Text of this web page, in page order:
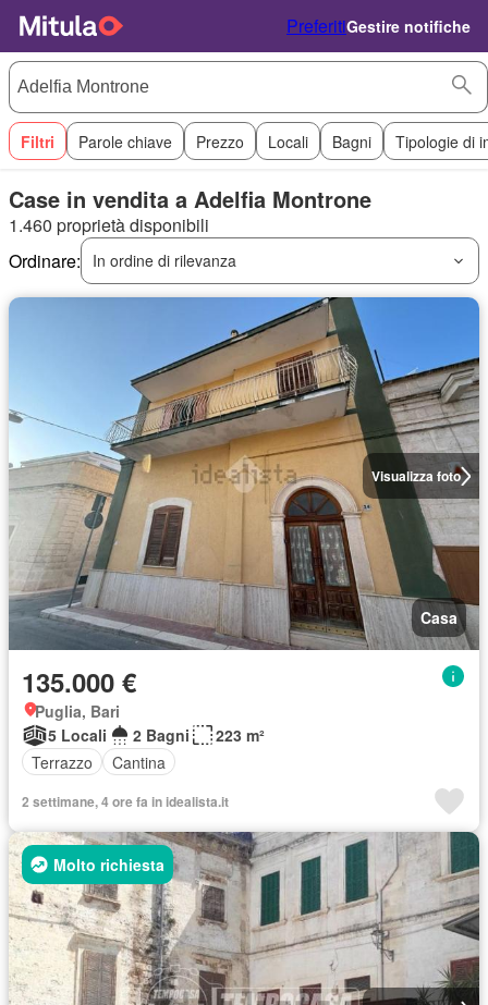
PreferitiGestire notifiche
Filtri Parole chiave Prezzo Locali Bagni Tipologie di
Case in vendita a Adelfia Montrone
1.460 proprietà disponibili
Ordinare:
In ordine di rilevanza
Visualizza foto
Casa
135.000 €
Puglia, Bari
5 Locali
2 Bagni
223 m²
Terrazzo
Cantina
2 settimane, 4 ore fa in idealista.it
Molto richiesta